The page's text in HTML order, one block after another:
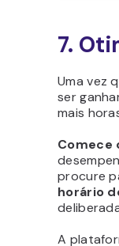
7.
Uma vez
ser
mais
Comece
procure
horário
A